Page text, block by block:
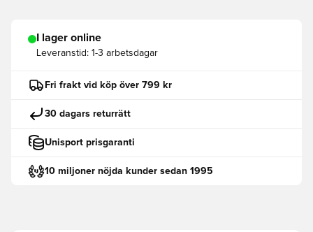
I lager online
Leveranstid: 1-3 arbetsdagar
Fri frakt vid köp över 799 kr
30 dagars returrätt
Unisport prisgaranti
10 miljoner nöjda kunder sedan 1995